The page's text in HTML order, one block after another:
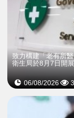
致力構建「老有所
衛生局於8月7日開
06/08/2026